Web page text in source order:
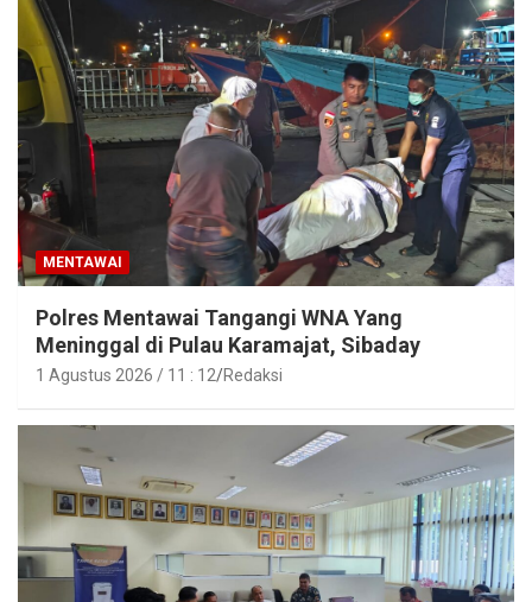
MENTAWAI
Polres Mentawai Tangangi WNA Yang
Meninggal di Pulau Karamajat, Sibaday
1 Agustus 2026 / 11 : 12 Redaksi